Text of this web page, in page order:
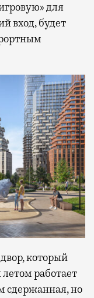
для
вход, будет
который
работает
сдержанная, но